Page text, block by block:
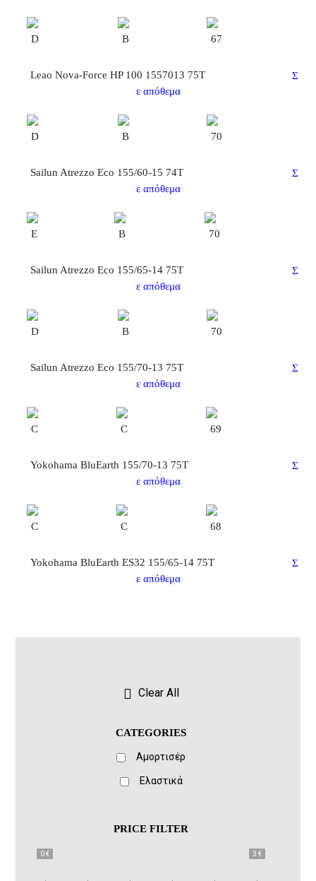
D B 67
Leao Nova-Force HP 100 1557013 75T
Σ
ε απόθεμα
D B 70
Sailun Atrezzo Eco 155/60-15 74T
Σ
ε απόθεμα
E B 70
Sailun Atrezzo Eco 155/65-14 75T
Σ
ε απόθεμα
D B 70
Sailun Atrezzo Eco 155/70-13 75T
Σ
ε απόθεμα
C C 69
Yokohama BluEarth 155/70-13 75T
Σ
ε απόθεμα
C C 68
Yokohama BluEarth ES32 155/65-14 75T
Σ
ε απόθεμα
Clear All
CATEGORIES
Αμορτισέρ
Ελαστικά
PRICE FILTER
0 € 3 €